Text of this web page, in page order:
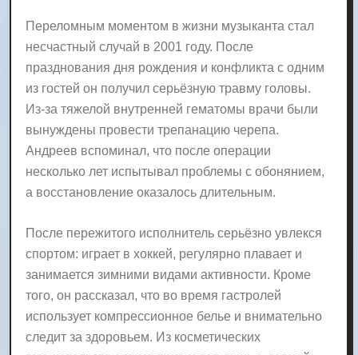
Переломным моментом в жизни музыканта стал
несчастный случай в 2001 году. После
празднования дня рождения и конфликта с одним
из гостей он получил серьёзную травму головы.
Из-за тяжелой внутренней гематомы врачи были
вынуждены провести трепанацию черепа.
Андреев вспоминал, что после операции
несколько лет испытывал проблемы с обонянием,
а восстановление оказалось длительным.
После пережитого исполнитель серьёзно увлекся
спортом: играет в хоккей, регулярно плавает и
занимается зимними видами активности. Кроме
того, он рассказал, что во время гастролей
использует компрессионное белье и внимательно
следит за здоровьем. Из косметических